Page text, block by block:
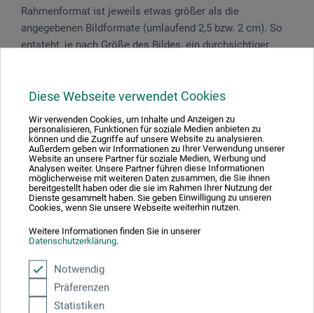
Diese Webseite verwendet Cookies
Wir verwenden Cookies, um Inhalte und Anzeigen zu
personalisieren, Funktionen für soziale Medien anbieten zu
können und die Zugriffe auf unsere Website zu analysieren.
Außerdem geben wir Informationen zu Ihrer Verwendung unserer
Website an unsere Partner für soziale Medien, Werbung und
Analysen weiter. Unsere Partner führen diese Informationen
möglicherweise mit weiteren Daten zusammen, die Sie ihnen
bereitgestellt haben oder die sie im Rahmen Ihrer Nutzung der
Dienste gesammelt haben. Sie geben Einwilligung zu unseren
Cookies, wenn Sie unsere Webseite weiterhin nutzen.
Weitere Informationen finden Sie in unserer
Datenschutzerklärung.
Notwendig
Präferenzen
Statistiken
Rahmenformat ist jeweils etwas größer als die
angegebenen Bildformate (umlaufend 2,5 bzw. 2 cm). So
entsteht, je nach Größe des Bildes, ein durchsichtiger
Produktbewertungen (0)
Schreiben Sie die erste Bewertung zu diesem Produkt
JETZT PRODUKT BEWERTEN